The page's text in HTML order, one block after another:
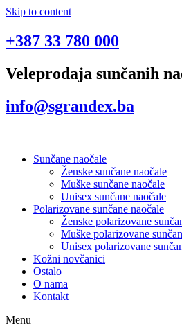
Skip to content
+387 33 780 000
Veleprodaja sunčanih
info@sgrandex.ba
Sunčane naočale
Ženske sunčane naočale
Muške sunčane naočale
Unisex sunčane naočale
Polarizovane sunčane naočale
Ženske polarizovane
Muške polarizovane
Unisex polarizovane
Kožni novčanici
Ostalo
O nama
Kontakt
Menu